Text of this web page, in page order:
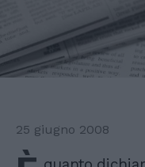
25 giugno 2008